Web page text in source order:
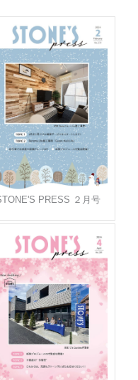
PRESS ２月号